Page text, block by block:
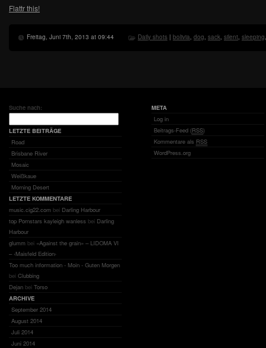
Flattr this!
Freitag, Juni 7th, 2013 at 09:44 Daily shots | bolivia, dog, sack, silent, sleeping
Suche nach:
LETZTE BEITRÄGE
Road
Brisbane River
Mosaic
Weißkaue
Morning Desert
LETZTE KOMMENTARE
music.cig22.com bei Darling Harbour
top Pornstars kayleigh wanless bei Darling
Harbour
glumm bei «Against the grain» – LIDOMA VI
– ‹Maisfeld Edition›
Too much information - Moin - Guten Morgen
bei Clubbing
Dejan bei Torso
ARCHIVE
September 2014
August 2014
Juli 2014
Juni 2014
META
Log in
Beitrags-Feed (RSS)
Kommentare als RSS
WordPress.org